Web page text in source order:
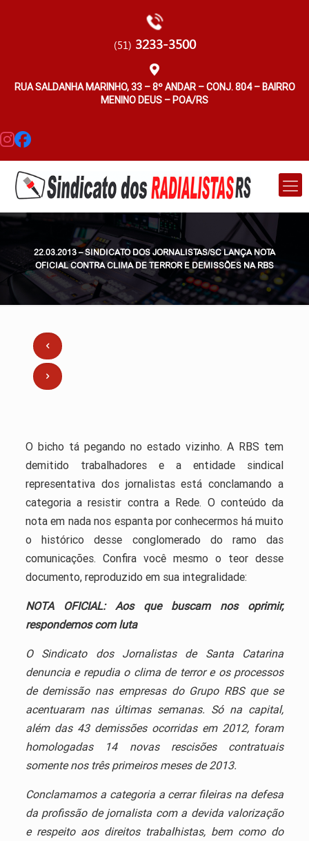
(51) 3233-3500
RUA SALDANHA MARINHO, 33 – 8º ANDAR – CONJ. 804 – BAIRRO
MENINO DEUS – POA/RS
22.03.2013 – SINDICATO DOS JORNALISTAS/SC LANÇA NOTA
OFICIAL CONTRA CLIMA DE TERROR E DEMISSÕES NA RBS
O bicho tá pegando no estado vizinho. A RBS tem
demitido trabalhadores e a entidade sindical
representativa dos jornalistas está conclamando a
categoria a resistir contra a Rede. O conteúdo da
nota em nada nos espanta por conhecermos há muito
o histórico desse conglomerado do ramo das
comunicações. Confira você mesmo o teor desse
documento, reproduzido em sua integralidade:
NOTA OFICIAL: Aos que buscam nos oprimir,
respondemos com luta
O Sindicato dos Jornalistas de Santa Catarina
denuncia e repudia o clima de terror e os processos
de demissão nas empresas do Grupo RBS que se
acentuaram nas últimas semanas. Só na capital,
além das 43 demissões ocorridas em 2012, foram
homologadas 14 novas rescisões contratuais
somente nos três primeiros meses de 2013.
Conclamamos a categoria a cerrar fileiras na defesa
da profissão de jornalista com a devida valorização
e respeito aos direitos trabalhistas, bem como do